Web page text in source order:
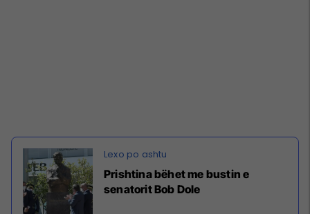
Prishtina bëhet me bustin e
senatorit Bob Dole